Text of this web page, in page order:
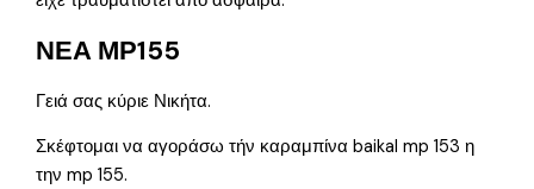
ΝΕΑ ΜΡ155
Γειά σας κύριε Νικήτα.
Σκέφτομαι να αγοράσω τήν καραμπίνα baikal mp 153 η
την mp 155.